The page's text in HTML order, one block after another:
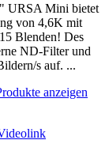
URSA Mini bietet
von 4,6K mit
Blenden! Des
ND-Filter und
s auf. ...
anzeigen